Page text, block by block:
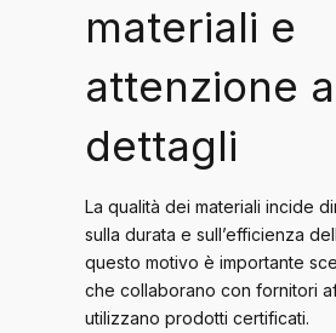
materiali e
attenzione
dettagli
La qualità dei materiali incide
sulla durata e sull’efficienza
questo motivo è importante
che collaborano con fornitori
utilizzano prodotti certificati.